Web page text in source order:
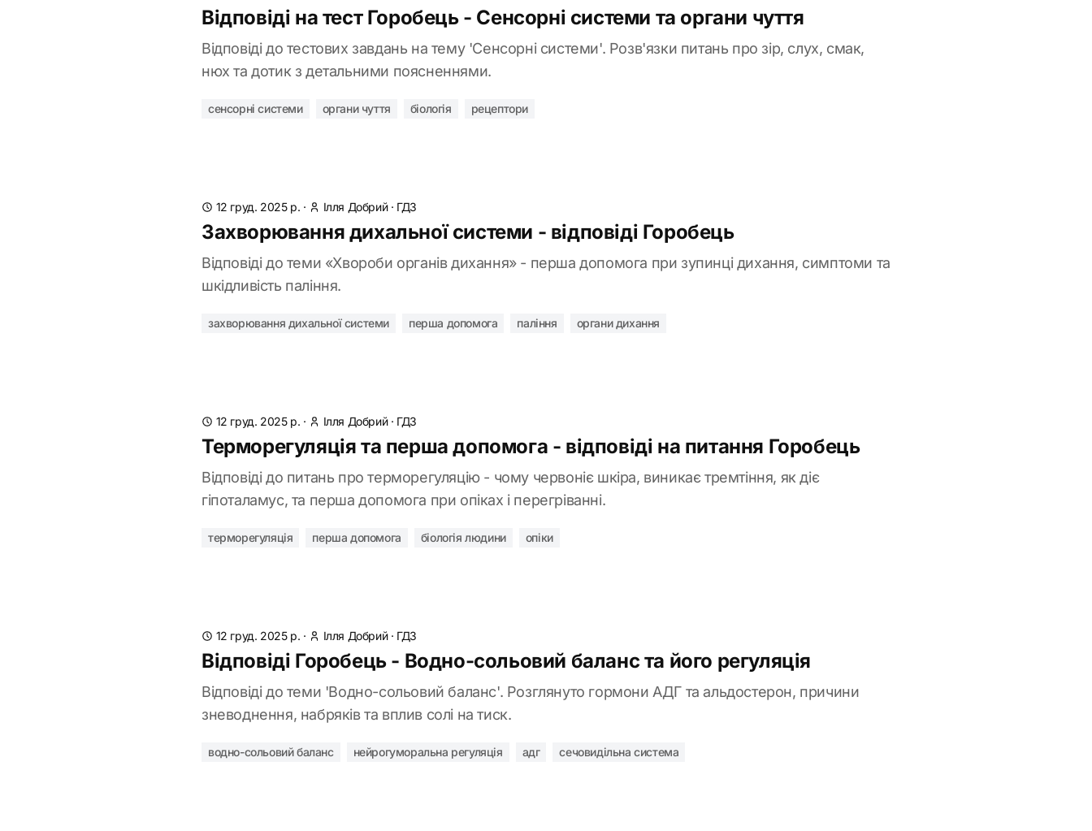
Відповіді на тест Горобець - Сенсорні системи та органи чуття
Відповіді до тестових завдань на тему 'Сенсорні системи'. Розв'язки питань про зір, слух, смак,
нюх та дотик з детальними поясненнями.
сенсорні системи органи чуття біологія рецептори
12 груд. 2025 р. · Ілля Добрий· ГДЗ
Захворювання дихальної системи - відповіді Горобець
Відповіді до теми «Хвороби органів дихання» - перша допомога при зупинці дихання, симптоми та
шкідливість паління.
захворювання дихальної системи перша допомога паління органи дихання
12 груд. 2025 р. · Ілля Добрий· ГДЗ
Терморегуляція та перша допомога - відповіді на питання Горобець
Відповіді до питань про терморегуляцію - чому червоніє шкіра, виникає тремтіння, як діє
гіпоталамус, та перша допомога при опіках і перегріванні.
терморегуляція перша допомога біологія людини опіки
12 груд. 2025 р. · Ілля Добрий· ГДЗ
Відповіді Горобець - Водно-сольовий баланс та його регуляція
Відповіді до теми 'Водно-сольовий баланс'. Розглянуто гормони АДГ та альдостерон, причини
зневоднення, набряків та вплив солі на тиск.
водно-сольовий баланс нейрогуморальна регуляція адг сечовидільна система